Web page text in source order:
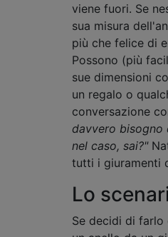
viene fuori. Se
sua misura
più che felice di
Possono (più
sue dimensioni
un regalo o
conversazione
davvero bisogno
nel caso, sai?"
tutti i giuramenti
Lo
Se decidi di